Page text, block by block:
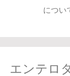
につい
エンテロ